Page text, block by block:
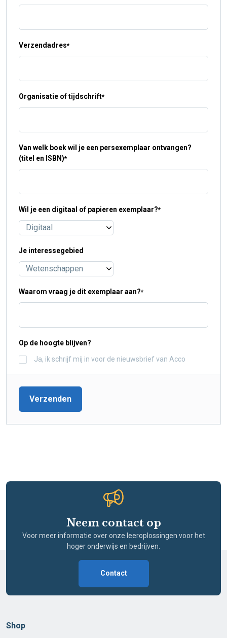
Verzendadres*
Organisatie of tijdschrift*
Van welk boek wil je een persexemplaar ontvangen?
(titel en ISBN)*
Wil je een digitaal of papieren exemplaar?*
Je interessegebied
Waarom vraag je dit exemplaar aan?*
Op de hoogte blijven?
Ja, ik schrijf mij in voor de nieuwsbrief van Acco
Neem contact op
Voor meer informatie over onze leeroplossingen voor het
hoger onderwijs en bedrijven.
Contact
Shop